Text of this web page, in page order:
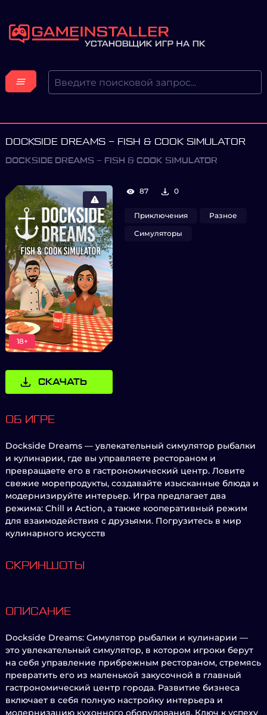
DOCKSIDE DREAMS – FISH & COOK SIMULATOR
DOCKSIDE DREAMS – FISH & COOK SIMULATOR
18+
СКАЧАТЬ
87 0
Приключения
Разное
Симуляторы
ОБ ИГРЕ
Dockside Dreams — увлекательный симулятор рыбалки
и кулинарии, где вы управляете рестораном и
превращаете его в гастрономический центр. Ловите
свежие морепродукты, создавайте изысканные блюда и
модернизируйте интерьер. Игра предлагает два
режима: Chill и Action, а также кооперативный режим
для взаимодействия с друзьями. Погрузитесь в мир
кулинарного искусств
СКРИНШОТЫ
ОПИСАНИЕ
Dockside Dreams: Симулятор рыбалки и кулинарии —
это увлекательный симулятор, в котором игроки берут
на себя управление прибрежным рестораном, стремясь
превратить его из маленькой закусочной в главный
гастрономический центр города. Развитие бизнеса
включает в себя полную настройку интерьера и
модернизацию кухонного оборудования. Ключ к успеху